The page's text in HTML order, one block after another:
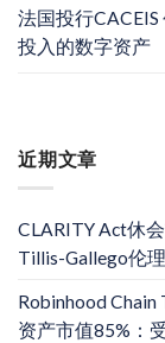
近期文章
CLARITY Act休
Tillis-Gallego伦
Robinhood
资产市值85%：
法国投行
投入的数字资产